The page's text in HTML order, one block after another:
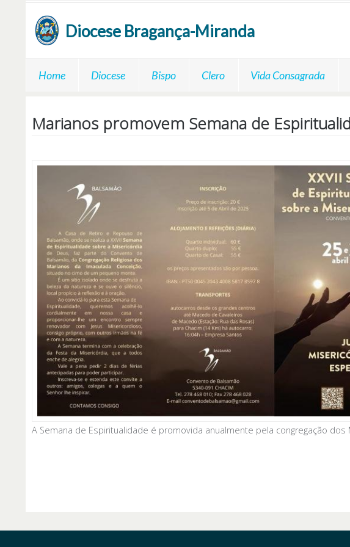
Diocese Bragança-Miranda
Home Diocese Bispo Clero Vida Consagrada
Marianos promovem Semana de
A Semana de Espiritualidade é promovida anualmente pela congregação